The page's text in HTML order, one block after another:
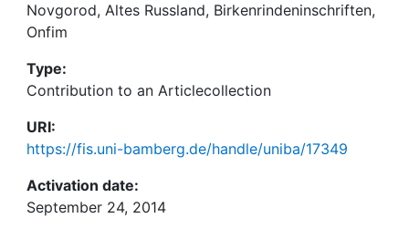
Novgorod, Altes Russland, Birkenrindeninschriften,
Onfim
Type:
Contribution to an Articlecollection
URI:
https://fis.uni-bamberg.de/handle/uniba/17349
Activation date:
September 24, 2014